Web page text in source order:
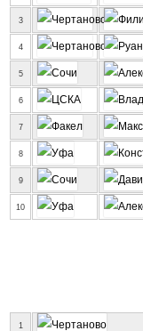
3
4
5
6
7
8
9
10
1